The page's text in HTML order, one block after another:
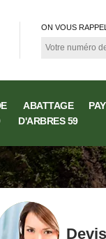
ON VOUS
ABATTAGE
D'ARBRES 59